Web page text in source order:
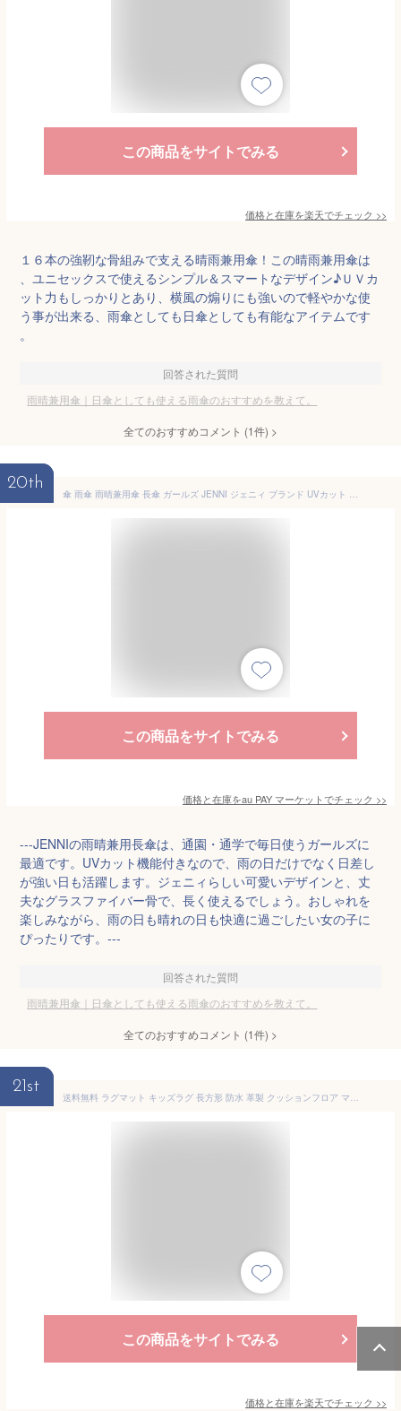
この商品をサイトでみる
価格と在庫を楽天でチェック >>
１６本の強靭な骨組みで支える晴雨兼用傘！この晴雨兼用傘は
、ユニセックスで使えるシンプル＆スマートなデザイン♪ＵＶカ
ット力もしっかりとあり、横風の煽りにも強いので軽やかな使
う事が出来る、雨傘としても日傘としても有能なアイテムです
。
回答された質問
雨晴兼用傘｜日傘としても使える雨傘のおすすめを教えて。
全てのおすすめコメント (1件) >
20th
傘 雨傘 雨晴兼用傘 長傘 ガールズ JENNI ジェニィ ブランド UVカット 可愛い かわいい おしゃれ グラスファイバー骨 通園 通学 入園 入
この商品をサイトでみる
価格と在庫をau PAY マーケットでチェック >>
---JENNIの雨晴兼用長傘は、通園・通学で毎日使うガールズに
最適です。UVカット機能付きなので、雨の日だけでなく日差し
が強い日も活躍します。ジェニィらしい可愛いデザインと、丈
夫なグラスファイバー骨で、長く使えるでしょう。おしゃれを
楽しみながら、雨の日も晴れの日も快適に過ごしたい女の子に
ぴったりです。---
回答された質問
雨晴兼用傘｜日傘としても使える雨傘のおすすめを教えて。
全てのおすすめコメント (1件) >
21st
送料無料 ラグマット キッズラグ 長方形 防水 革製 クッションフロア マット 子供 子供部屋 赤ちゃん キッズ おしゃれ あったか 防音 フローリングカーペット フロアマット プレイマット クッション キッズラグ 厚手 子供ラグ こども 子供 お子様 動物 ペット
この商品をサイトでみる
価格と在庫を楽天でチェック >>